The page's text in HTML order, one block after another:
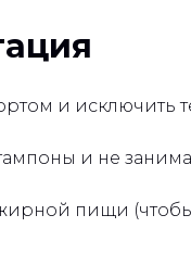
и исключить
и не
пищи